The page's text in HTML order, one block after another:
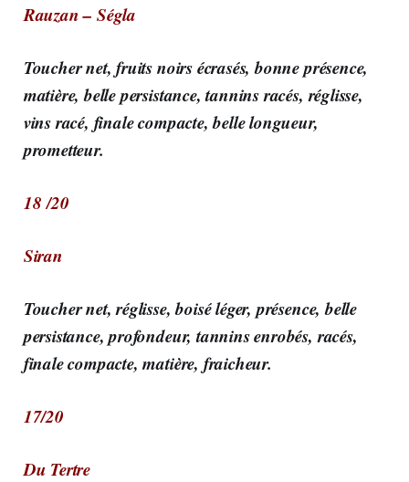
Rauzan – Ségla
Toucher net, fruits noirs écrasés, bonne présence,
matière, belle persistance, tannins racés, réglisse,
vins racé, finale compacte, belle longueur,
prometteur.
18 /20
Siran
Toucher net, réglisse, boisé léger, présence, belle
persistance, profondeur, tannins enrobés, racés,
finale compacte, matière, fraicheur.
17/20
Du Tertre